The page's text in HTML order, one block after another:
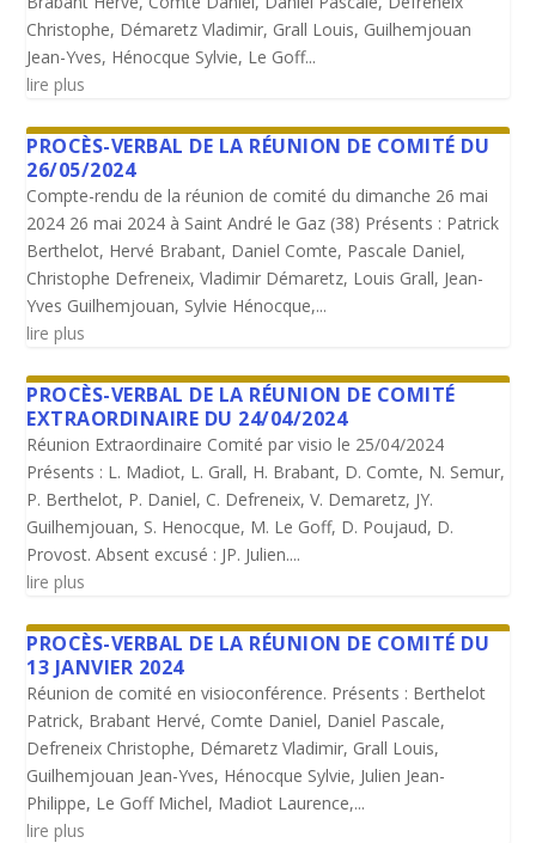
Christophe, Démaretz Vladimir, Grall Louis, Guilhemjouan
Jean-Yves, Hénocque Sylvie, Le Goff...
lire plus
PROCÈS-VERBAL DE LA RÉUNION DE COMITÉ DU
26/05/2024
Compte-rendu de la réunion de comité du dimanche 26 mai
2024 26 mai 2024 à Saint André le Gaz (38) Présents : Patrick
Berthelot, Hervé Brabant, Daniel Comte, Pascale Daniel,
Christophe Defreneix, Vladimir Démaretz, Louis Grall, Jean-
Yves Guilhemjouan, Sylvie Hénocque,...
lire plus
PROCÈS-VERBAL DE LA RÉUNION DE COMITÉ
EXTRAORDINAIRE DU 24/04/2024
Réunion Extraordinaire Comité par visio le 25/04/2024
Présents : L. Madiot, L. Grall, H. Brabant, D. Comte, N. Semur,
P. Berthelot, P. Daniel, C. Defreneix, V. Demaretz, JY.
Guilhemjouan, S. Henocque, M. Le Goff, D. Poujaud, D.
Provost. Absent excusé : JP. Julien....
lire plus
PROCÈS-VERBAL DE LA RÉUNION DE COMITÉ DU
13 JANVIER 2024
Réunion de comité en visioconférence. Présents : Berthelot
Patrick, Brabant Hervé, Comte Daniel, Daniel Pascale,
Defreneix Christophe, Démaretz Vladimir, Grall Louis,
Guilhemjouan Jean-Yves, Hénocque Sylvie, Julien Jean-
Philippe, Le Goff Michel, Madiot Laurence,...
lire plus